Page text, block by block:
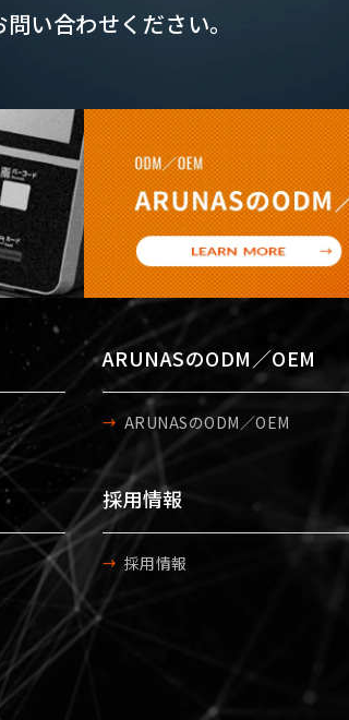
い合わせください。
ARUNASのODM／OEM
ARUNASのODM／OEM
採用情報
採用情報